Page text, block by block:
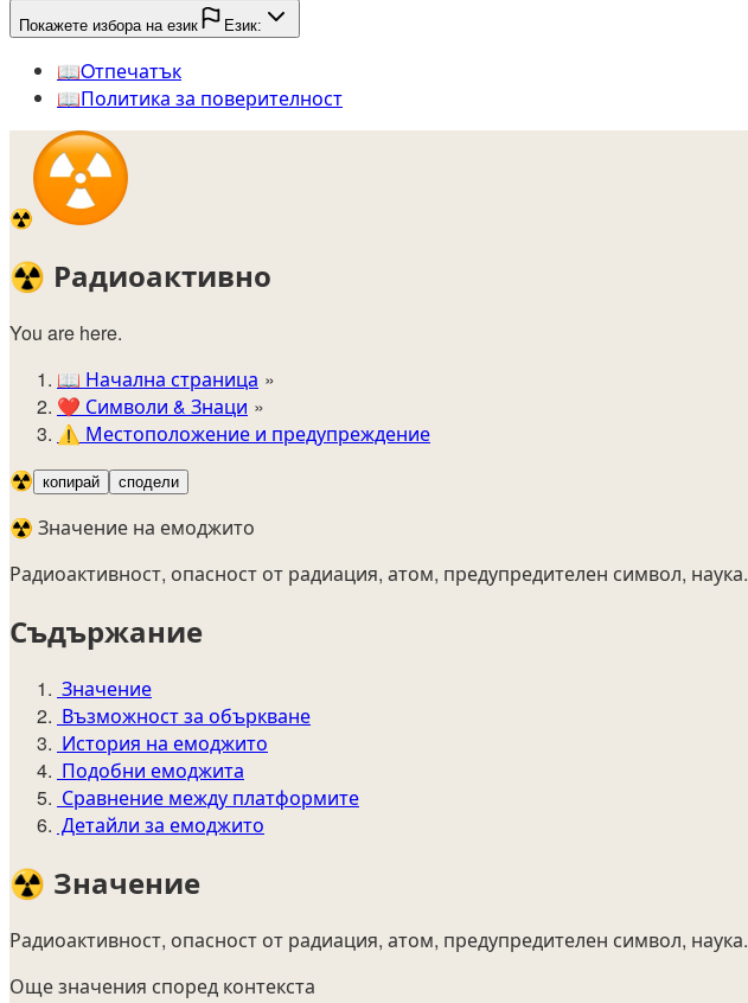
Покажете избора на език Език:
📖️Oтпечатък
📖️Политика за поверителност
☢️
☢️ Радиоактивно
You are here.
📖 Начална страница
❤️ Символи & Знаци
⚠️ Местоположение и предупреждение
☢️ копирай сподели
☢️ Значение на емоджито
Радиоактивност, опасност от радиация, атом, предупредителен символ, наука.
Съдържание
Значение
Възможност за объркване
История на емоджито
Подобни емоджита
Сравнение между платформите
Детайли за емоджито
☢️ Значение
Радиоактивност, опасност от радиация, атом, предупредителен символ, наука.
Още значения според контекста